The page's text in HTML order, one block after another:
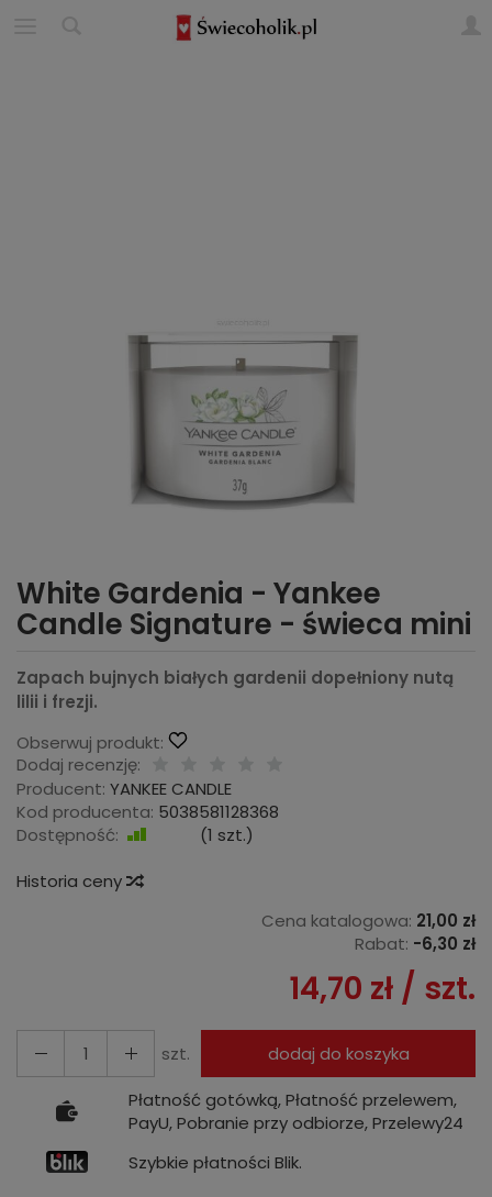
White Gardenia - Yankee
Candle Signature - świeca mini
Zapach bujnych białych gardenii dopełniony nutą
lilii i frezji.
Obserwuj produkt:
Dodaj recenzję:
Producent: YANKEE CANDLE
Kod producenta: 5038581128368
Dostępność:
(1 szt.)
Historia ceny
Cena katalogowa: 21,00 zł
Rabat: -6,30 zł
14,70 zł / szt.
szt.
dodaj do koszyka
Płatność gotówką, Płatność przelewem,
PayU, Pobranie przy odbiorze, Przelewy24
Szybkie płatności Blik.